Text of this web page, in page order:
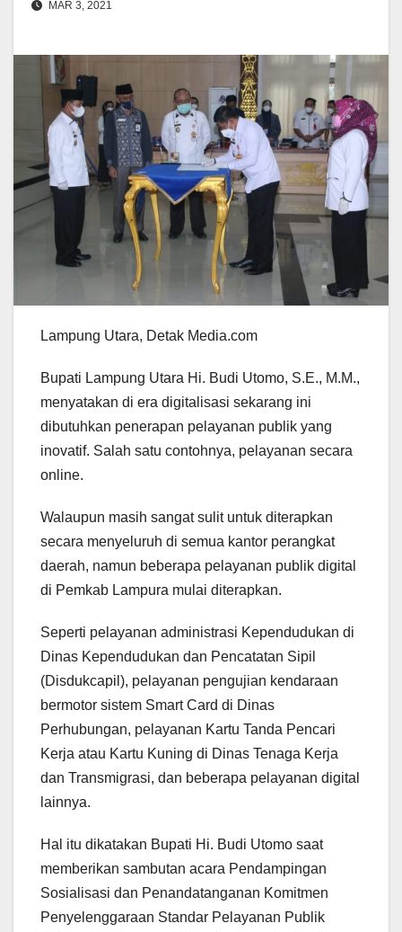
MAR 3, 2021
Lampung Utara, Detak Media.com
Bupati Lampung Utara Hi. Budi Utomo, S.E., M.M.,
menyatakan di era digitalisasi sekarang ini
dibutuhkan penerapan pelayanan publik yang
inovatif. Salah satu contohnya, pelayanan secara
online.
Walaupun masih sangat sulit untuk diterapkan
secara menyeluruh di semua kantor perangkat
daerah, namun beberapa pelayanan publik digital
di Pemkab Lampura mulai diterapkan.
Seperti pelayanan administrasi Kependudukan di
Dinas Kependudukan dan Pencatatan Sipil
(Disdukcapil), pelayanan pengujian kendaraan
bermotor sistem Smart Card di Dinas
Perhubungan, pelayanan Kartu Tanda Pencari
Kerja atau Kartu Kuning di Dinas Tenaga Kerja
dan Transmigrasi, dan beberapa pelayanan digital
lainnya.
Hal itu dikatakan Bupati Hi. Budi Utomo saat
memberikan sambutan acara Pendampingan
Sosialisasi dan Penandatanganan Komitmen
Penyelenggaraan Standar Pelayanan Publik